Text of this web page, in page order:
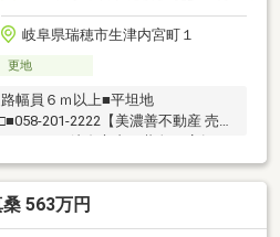
岐阜県瑞穂市生津内宮町１
更地
幅員６ｍ以上■平坦地
201-2222【美濃善不動産 売買
たことありませんか。私たちが美
いる岐阜の不動産エキスパート！
不動産のことならお任せ下さい。
563万円